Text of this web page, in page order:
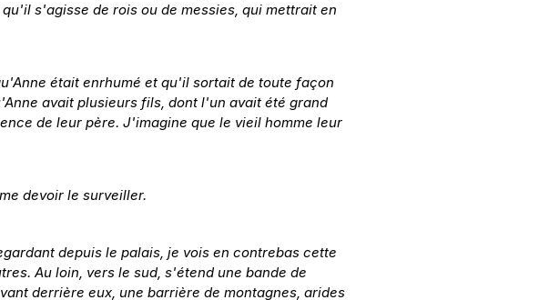
s'agisse de rois ou de messies, qui mettrait en
était enrhumé et qu'il sortait de toute façon
avait plusieurs fils, dont l'un avait été grand
de leur père. J'imagine que le vieil homme leur
devoir le surveiller.
depuis le palais, je vois en contrebas cette
Au loin, vers le sud, s'étend une bande de
derrière eux, une barrière de montagnes, arides